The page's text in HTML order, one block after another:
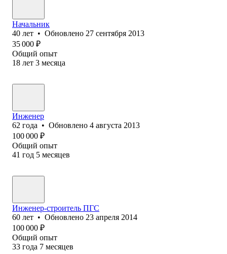
Начальник
40 лет • Обновлено 27 сентября 2013
35 000 ₽
Общий опыт
18 лет 3 месяца
Инженер
62 года • Обновлено 4 августа 2013
100 000 ₽
Общий опыт
41 год 5 месяцев
Инженер-строитель ПГС
60 лет • Обновлено 23 апреля 2014
100 000 ₽
Общий опыт
33 года 7 месяцев